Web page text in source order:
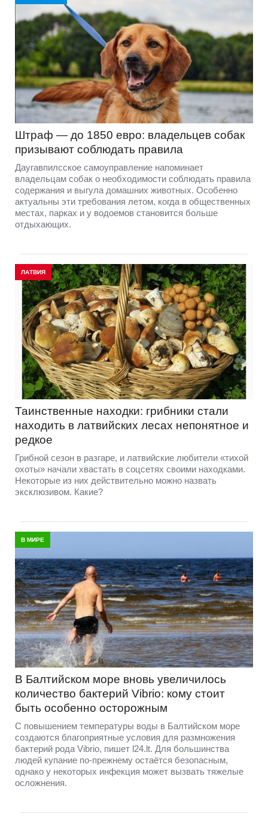
Штраф — до 1850 евро: владельцев собак
призывают соблюдать правила
Даугавпилсское самоуправление напоминает
владельцам собак о необходимости соблюдать правила
содержания и выгула домашних животных. Особенно
актуальны эти требования летом, когда в общественных
местах, парках и у водоемов становится больше
отдыхающих.
ЛАТВИЯ
Таинственные находки: грибники стали
находить в латвийских лесах непонятное и
редкое
Грибной сезон в разгаре, и латвийские любители «тихой
охоты» начали хвастать в соцсетях своими находками.
Некоторые из них действительно можно назвать
эксклюзивом. Какие?
В МИРЕ
В Балтийском море вновь увеличилось
количество бактерий Vibrio: кому стоит
быть особенно осторожным
С повышением температуры воды в Балтийском море
создаются благоприятные условия для размножения
бактерий рода Vibrio, пишет l24.lt. Для большинства
людей купание по-прежнему остаётся безопасным,
однако у некоторых инфекция может вызвать тяжелые
осложнения.